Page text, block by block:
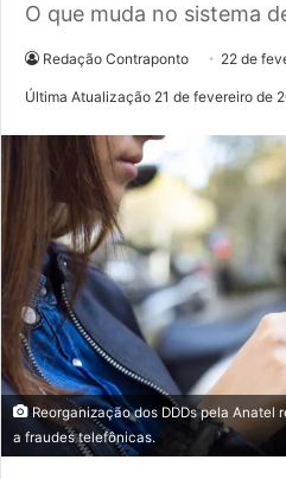
O que muda no sistema
Redação Contraponto 22 de
Última Atualização 21 de fevereiro de
Reorganização dos DDDs pela
a fraudes telefônicas.